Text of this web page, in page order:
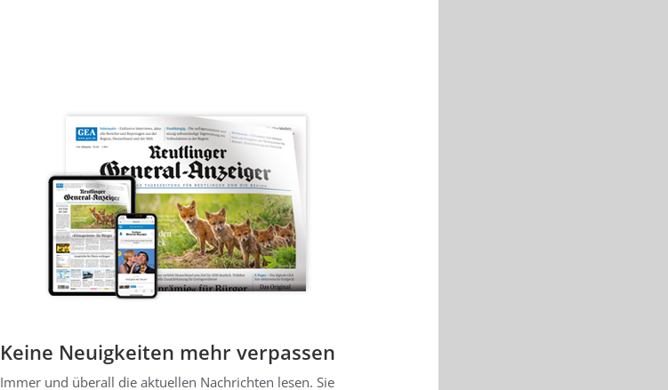
Keine Neuigkeiten mehr verpassen
Immer und überall die aktuellen Nachrichten lesen. Sie